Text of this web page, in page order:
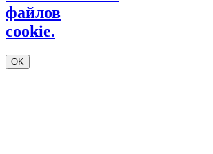
файлов
cookie.
OK